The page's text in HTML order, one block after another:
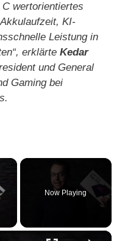
wertorientiertes
KI-
Leistung in
erklärte Kedar
und General
Gaming bei
×
Now Playing
×